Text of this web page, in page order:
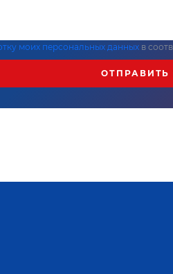
моих персональных данных в
ОТПРАВИТЬ